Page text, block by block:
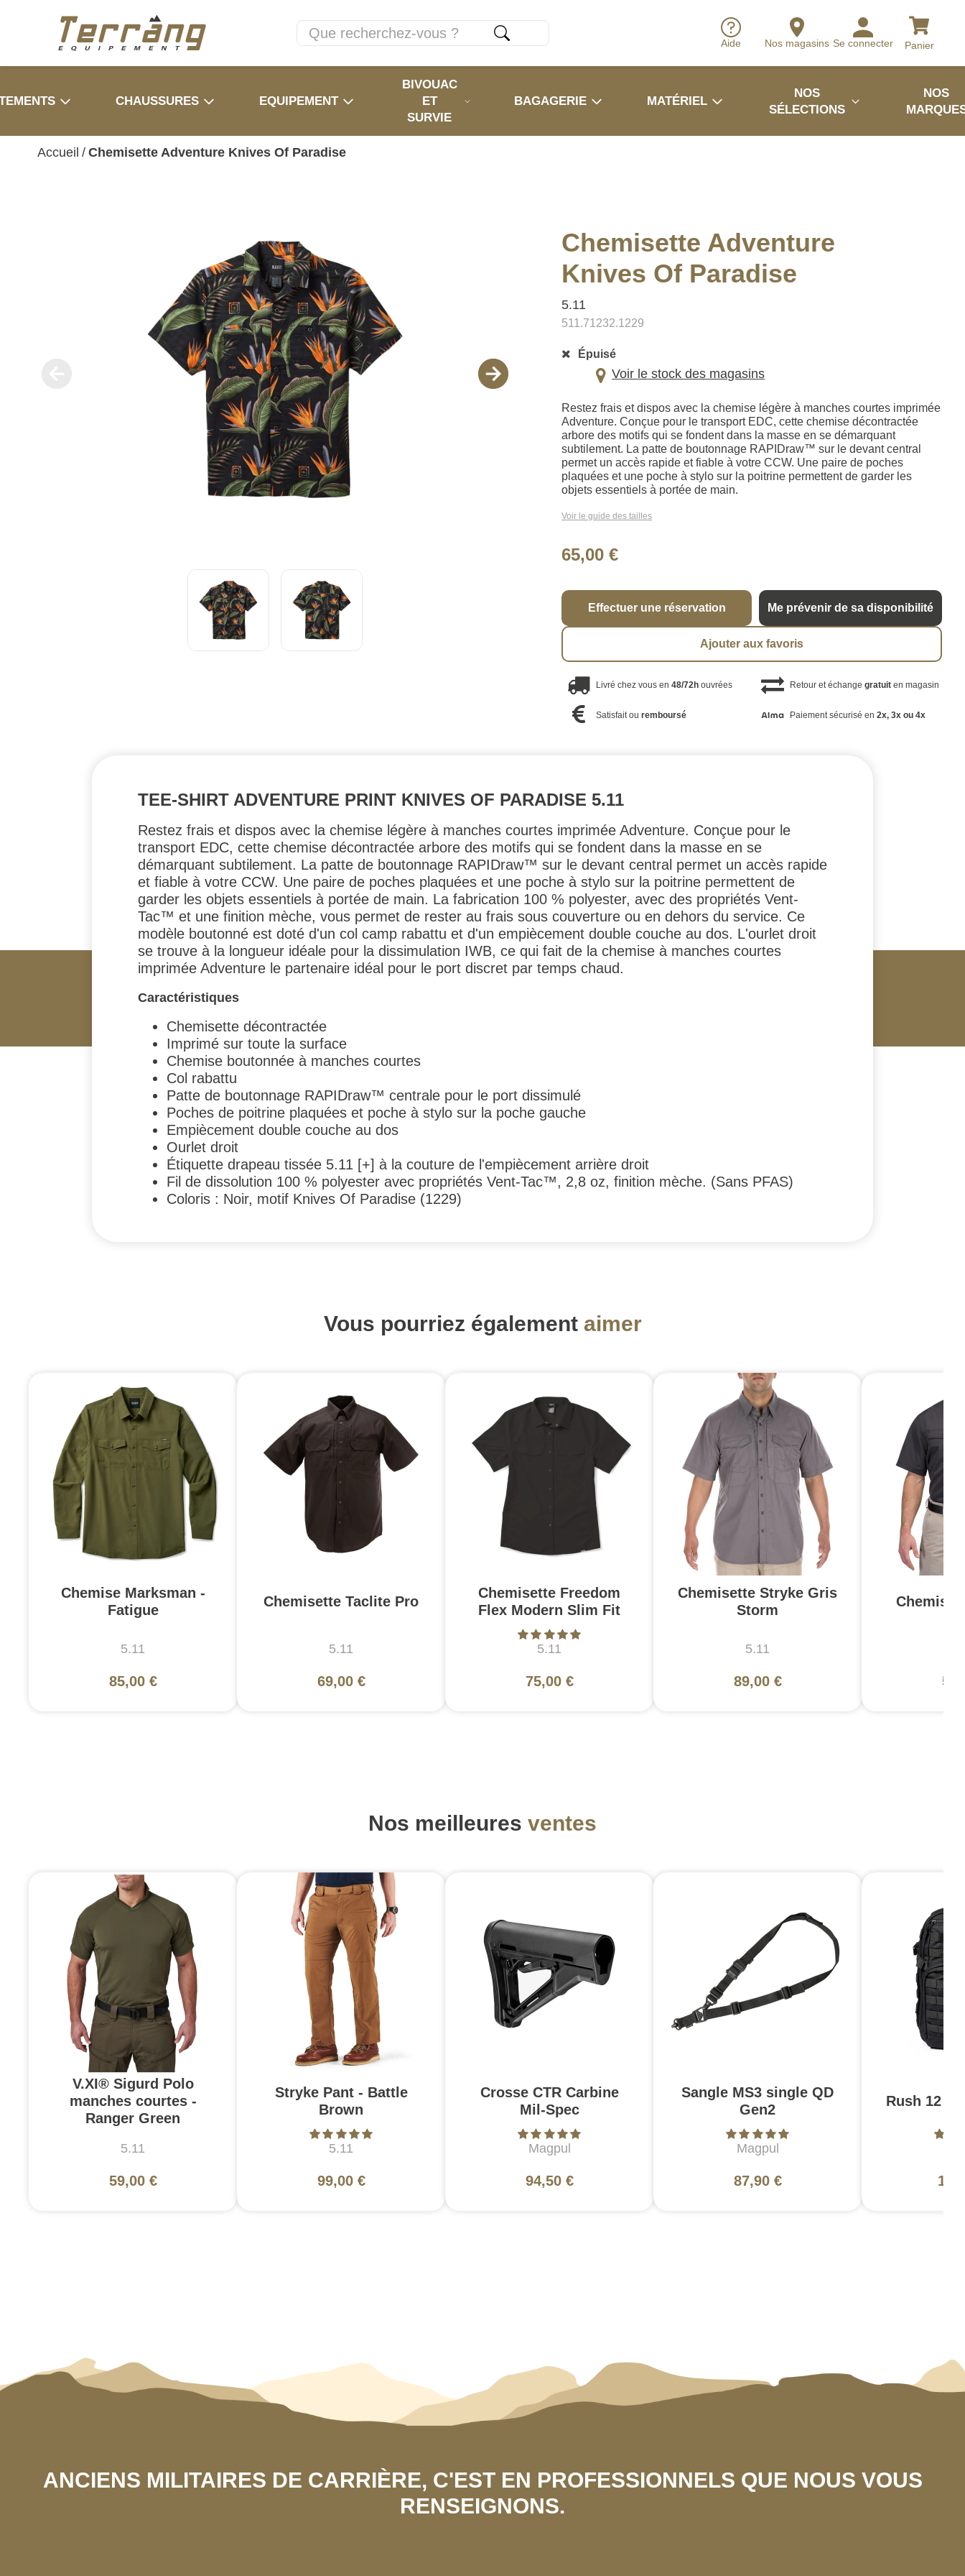
Aide Nos magasins Se connecter Panier
CHAUSSURES EQUIPEMENT
BIVOUAC
ET
SURVIE
BAGAGERIE MATÉRIEL
NOS
SÉLECTIONS
NOS
Accueil / Chemisette Adventure Knives Of Paradise
Chemisette Adventure
Knives Of Paradise
5.11
511.71232.1229
Épuisé
Voir le stock des magasins
Restez frais et dispos avec la chemise légère à manches courtes imprimée
Adventure. Conçue pour le transport EDC, cette chemise décontractée
arbore des motifs qui se fondent dans la masse en se démarquant
subtilement. La patte de boutonnage RAPIDraw™ sur le devant central
permet un accès rapide et fiable à votre CCW. Une paire de poches
plaquées et une poche à stylo sur la poitrine permettent de garder les
objets essentiels à portée de main.
Voir le guide des tailles
65,00 €
Effectuer une réservation Me prévenir de sa disponibilité
Ajouter aux favoris
Livré chez vous en48/72h ouvrées Retour et échange gratuiten magasin
Satisfait ouremboursé Paiement sécurisé en 2x, 3x ou 4x
TEE-SHIRT ADVENTURE PRINT KNIVES OF PARADISE 5.11
Restez frais et dispos avec la chemise légère à manches courtes imprimée Adventure. Conçue pour le
transport EDC, cette chemise décontractée arbore des motifs qui se fondent dans la masse en se
démarquant subtilement. La patte de boutonnage RAPIDraw™ sur le devant central permet un accès rapide
et fiable à votre CCW. Une paire de poches plaquées et une poche à stylo sur la poitrine permettent de
garder les objets essentiels à portée de main. La fabrication 100 % polyester, avec des propriétés Vent-
Tac™ et une finition mèche, vous permet de rester au frais sous couverture ou en dehors du service. Ce
modèle boutonné est doté d'un col camp rabattu et d'un empiècement double couche au dos. L'ourlet droit
se trouve à la longueur idéale pour la dissimulation IWB, ce qui fait de la chemise à manches courtes
imprimée Adventure le partenaire idéal pour le port discret par temps chaud.
Caractéristiques
Chemisette décontractée
Imprimé sur toute la surface
Chemise boutonnée à manches courtes
Col rabattu
Patte de boutonnage RAPIDraw™ centrale pour le port dissimulé
Poches de poitrine plaquées et poche à stylo sur la poche gauche
Empiècement double couche au dos
Ourlet droit
Étiquette drapeau tissée 5.11 [+] à la couture de l'empiècement arrière droit
Fil de dissolution 100 % polyester avec propriétés Vent-Tac™, 2,8 oz, finition mèche. (Sans PFAS)
Coloris : Noir, motif Knives Of Paradise (1229)
Vous pourriez également aimer
Chemise Marksman -
Fatigue
5.11
85,00 €
Chemisette Taclite Pro
5.11
69,00 €
Chemisette Freedom
Flex Modern Slim Fit
5.11
75,00 €
Chemisette Stryke Gris
Storm
5.11
89,00 €
Nos meilleures ventes
V.XI® Sigurd Polo
manches courtes -
Ranger Green
5.11
59,00 €
Stryke Pant - Battle
Brown
5.11
99,00 €
Crosse CTR Carbine
Mil-Spec
Magpul
94,50 €
Sangle MS3 single QD
Gen2
Magpul
87,90 €
Rush 12
ANCIENS MILITAIRES DE CARRIÈRE, C'EST EN PROFESSIONNELS QUE NOUS VOUS
RENSEIGNONS.